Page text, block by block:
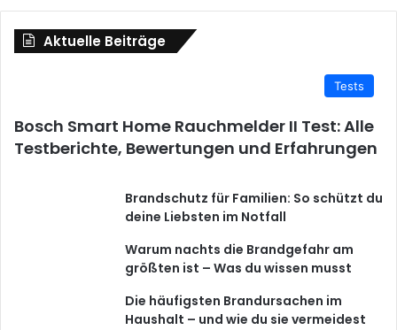
Aktuelle Beiträge
Tests
Bosch Smart Home Rauchmelder II Test: Alle
Testberichte, Bewertungen und Erfahrungen
Brandschutz für Familien: So schützt du
deine Liebsten im Notfall
Warum nachts die Brandgefahr am
größten ist – Was du wissen musst
Die häufigsten Brandursachen im
Haushalt – und wie du sie vermeidest